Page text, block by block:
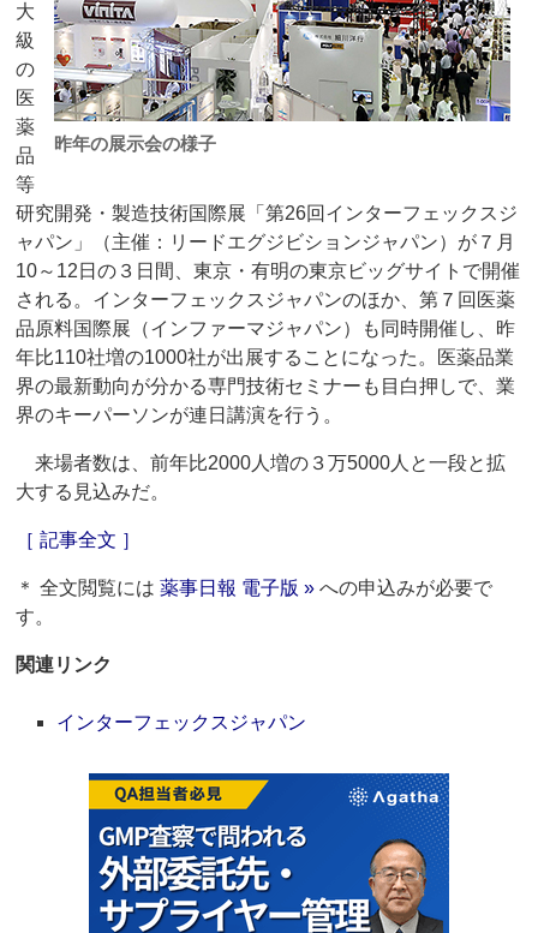
昨年の展示会の様子
大
級
の
医
薬
品
等
研究開発・製造技術国際展「第26回インターフェックスジ
ャパン」（主催：リードエグジビションジャパン）が７月
10～12日の３日間、東京・有明の東京ビッグサイトで開催
される。インターフェックスジャパンのほか、第７回医薬
品原料国際展（インファーマジャパン）も同時開催し、昨
年比110社増の1000社が出展することになった。医薬品業
界の最新動向が分かる専門技術セミナーも目白押しで、業
界のキーパーソンが連日講演を行う。
来場者数は、前年比2000人増の３万5000人と一段と拡
大する見込みだ。
［ 記事全文 ］
＊ 全文閲覧には薬事日報 電子版 » への申込みが必要で
す。
関連リンク
インターフェックスジャパン